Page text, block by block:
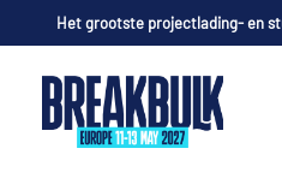
Het grootste projectlading- en